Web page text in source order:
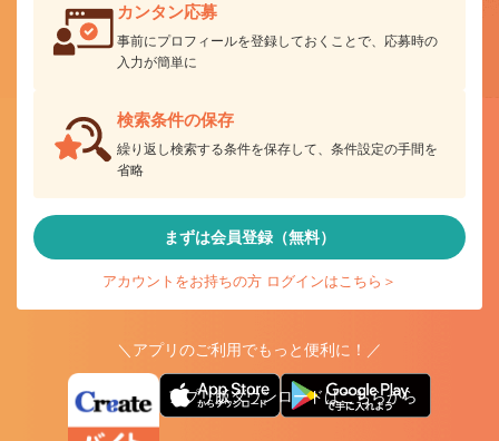
カンタン応募
事前にプロフィールを登録しておくことで、応募時の
入力が簡単に
検索条件の保存
繰り返し検索する条件を保存して、条件設定の手間を
省略
まずは会員登録（無料）
アカウントをお持ちの方 ログインはこちら＞
＼アプリのご利用でもっと便利に！／
アプリ版ダウンロードはこちらから